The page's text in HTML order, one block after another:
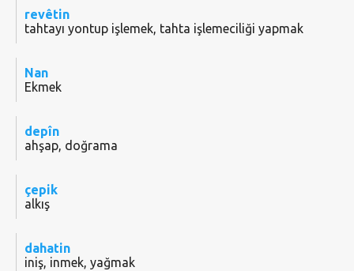
revêtin
tahtayı yontup işlemek, tahta işlemeciliği yapmak
Nan
Ekmek
depîn
ahşap, doğrama
çepik
alkış
dahatin
iniş, inmek, yağmak